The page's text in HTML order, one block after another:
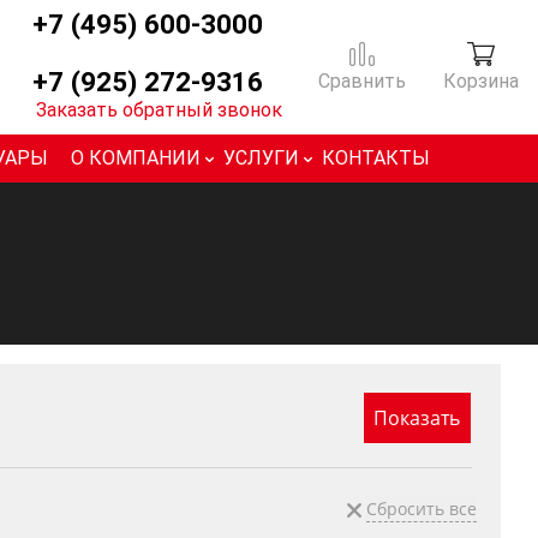
+7 (495) 600-3000
+7 (925) 272-9316
Заказать обратный звонок
Сравнить Корзина
О КОМПАНИИ УСЛУГИ КОНТАКТЫ